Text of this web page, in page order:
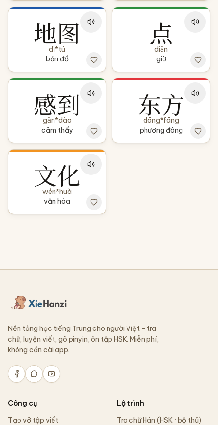
地图
dì*tú
bản đồ
点
diǎn
giờ
感到
gǎn*dào
cảm thấy
东方
dōng*fāng
phương đông
文化
wén*huà
văn hóa
Nền tảng học tiếng Trung cho người Việt - tra
chữ, luyện viết, gõ pinyin, ôn tập HSK. Miễn phí,
không cần cài app.
Công cụ
Tạo vở tập viết
Lộ trình
Tra chữ Hán (HSK · bộ thủ)